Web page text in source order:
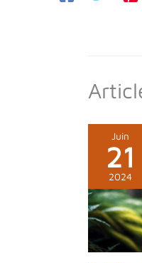
Juin
21
2024